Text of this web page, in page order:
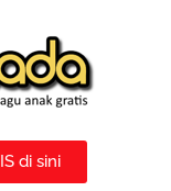
di sini